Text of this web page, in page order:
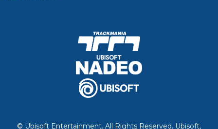
© Ubisoft Entertainment. All Rights Reserved. Ubisoft,